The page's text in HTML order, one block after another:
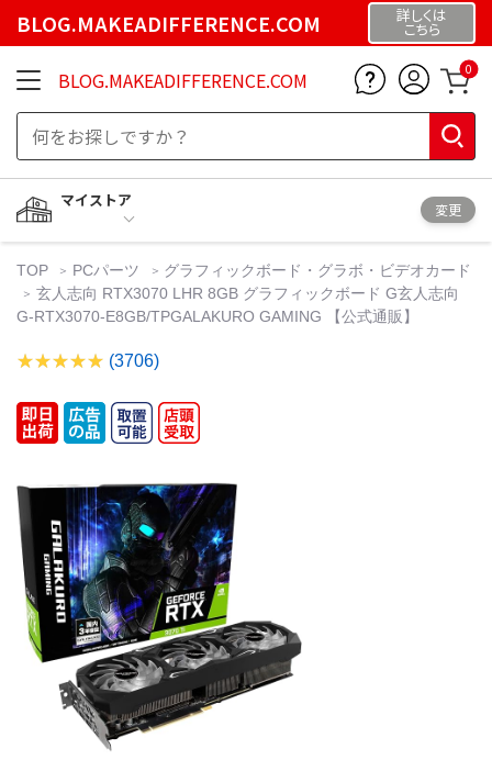
BLOG.MAKEADIFFERENCE.COM 詳しくは
こちら
BLOG.MAKEADIFFERENCE.COM 0
マイストア
変更
TOP PCパーツ
グラフィックボード・グラボ・ビデオカード
玄人志向 RTX3070 LHR 8GB グラフィックボード G玄人志向
G-RTX3070-E8GB/TPGALAKURO GAMING 【公式通販】
(3706)